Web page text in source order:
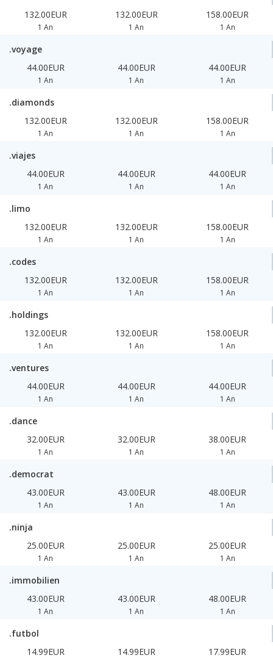
132.00EUR
1 An
132.00EUR
1 An
158.00EUR
1 An
.voyage
44.00EUR
1 An
44.00EUR
1 An
44.00EUR
1 An
.diamonds
132.00EUR
1 An
132.00EUR
1 An
158.00EUR
1 An
.viajes
44.00EUR
1 An
44.00EUR
1 An
44.00EUR
1 An
.limo
132.00EUR
1 An
132.00EUR
1 An
158.00EUR
1 An
.codes
132.00EUR
1 An
132.00EUR
1 An
158.00EUR
1 An
.holdings
132.00EUR
1 An
132.00EUR
1 An
158.00EUR
1 An
.ventures
44.00EUR
1 An
44.00EUR
1 An
44.00EUR
1 An
.dance
32.00EUR
1 An
32.00EUR
1 An
38.00EUR
1 An
.democrat
43.00EUR
1 An
43.00EUR
1 An
48.00EUR
1 An
.ninja
25.00EUR
1 An
25.00EUR
1 An
25.00EUR
1 An
.immobilien
43.00EUR
1 An
43.00EUR
1 An
48.00EUR
1 An
.futbol
14.99EUR
14.99EUR 17.99EUR